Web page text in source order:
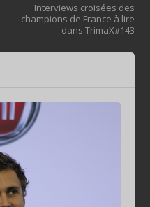
Interviews croisées des
champions de France à lire
dans TrimaX#143